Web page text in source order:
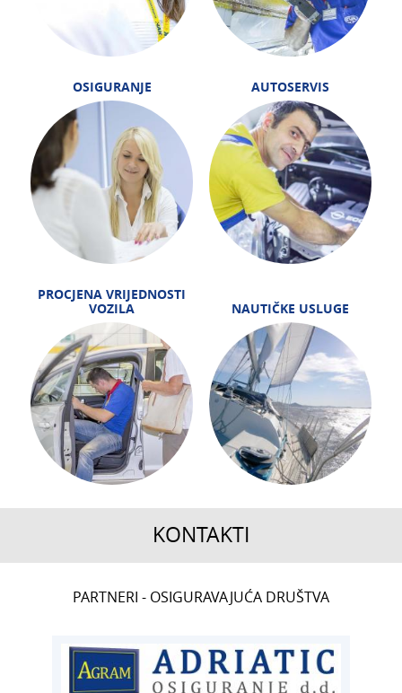
OSIGURANJE AUTOSERVIS
PROCJENA VRIJEDNOSTI
VOZILA
NAUTIČKE USLUGE
KONTAKTI
ČLANSTVO
PARTNERI - OSIGURAVAJUĆA DRUŠTVA